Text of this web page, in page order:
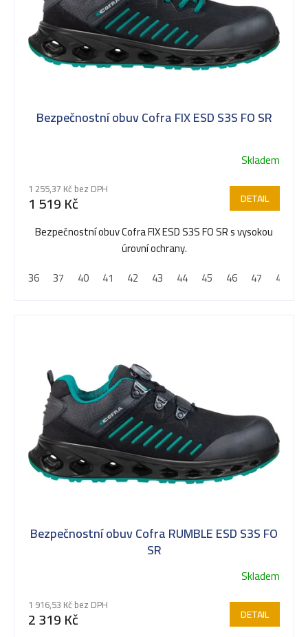
Bezpečnostní obuv Cofra FIX ESD S3S FO SR
Skladem
1 255,37 Kč bez DPH
1 519 Kč DETAIL
Bezpečnostní obuv Cofra FIX ESD S3S FO SR s vysokou
úrovní ochrany.
36
37 40 41 42 43 44 45 46 47 48
Bezpečnostní obuv Cofra RUMBLE ESD S3S FO
SR
Skladem
1 916,53 Kč bez DPH
2 319 Kč DETAIL